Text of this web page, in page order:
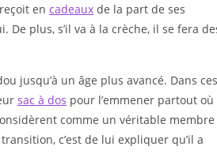
en cadeaux de la part de ses
plus, s’il va à la crèche, il se fera
jusqu’à un âge plus avancé. Dans ces
sac à dos pour l’emmener partout où
comme un véritable membre
c’est de lui expliquer qu’il a